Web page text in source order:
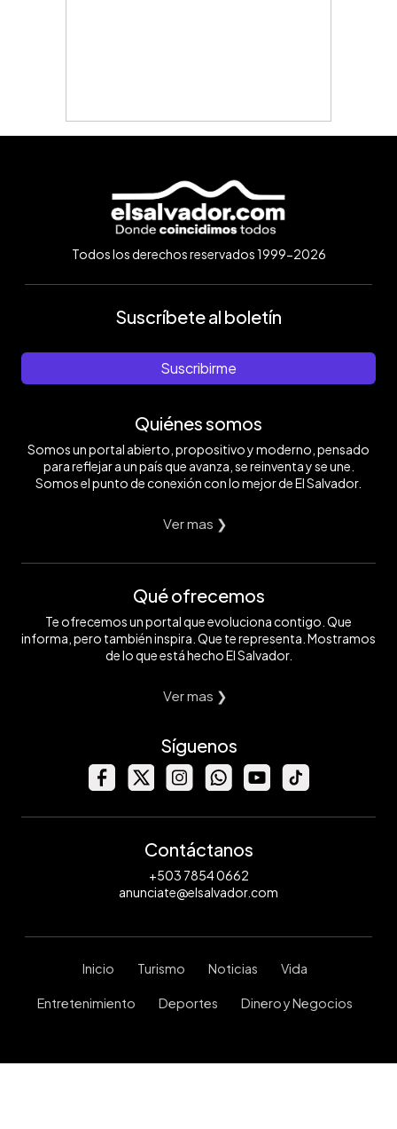
Todos los derechos reservados 1999-2026
Suscríbete al boletín
Suscribirme
Quiénes somos
Somos un portal abierto, propositivo y moderno, pensado
para reflejar a un país que avanza, se reinventa y se une.
Somos el punto de conexión con lo mejor de El Salvador.
Ver mas ❯
Qué ofrecemos
Te ofrecemos un portal que evoluciona contigo. Que
informa, pero también inspira. Que te representa. Mostramos
de lo que está hecho El Salvador.
Ver mas ❯
Síguenos
Contáctanos
+503 7854 0662
anunciate@elsalvador.com
Inicio Turismo Noticias Vida
Entretenimiento Deportes Dinero y Negocios